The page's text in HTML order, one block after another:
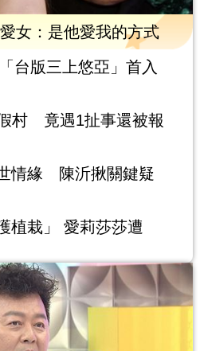
女：是他愛我的方式
台版三上悠亞」首入
村 竟遇1扯事還被報
情緣 陳沂揪關鍵疑
植栽」 愛莉莎莎遭